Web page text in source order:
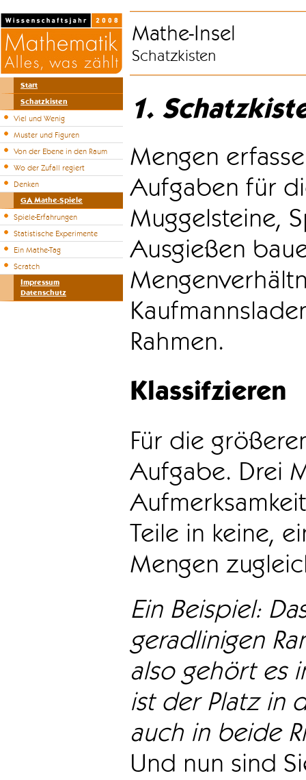
Start
Schatzkisten
Viel und Wenig
Muster und Figuren
Von der Ebene in den Raum
Wo der Zufall regiert
Denken
GA Mathe-Spiele
Spiele-Erfahrungen
Statistische Experimente
Ein Mathe-Tag
Scratch
Impressum
Datenschutz
Mathe-Insel
Schatzkisten
1.
Mengen
Aufgaben für
Muggelsteine,
Ausgießen
Rahmen.
Klassifzieren
Für die
Aufgabe. Drei
Teile in keine,
Mengen
Ein Beispiel:
geradlinigen
also gehört es
ist der Platz in
auch in beide
Und nun sind